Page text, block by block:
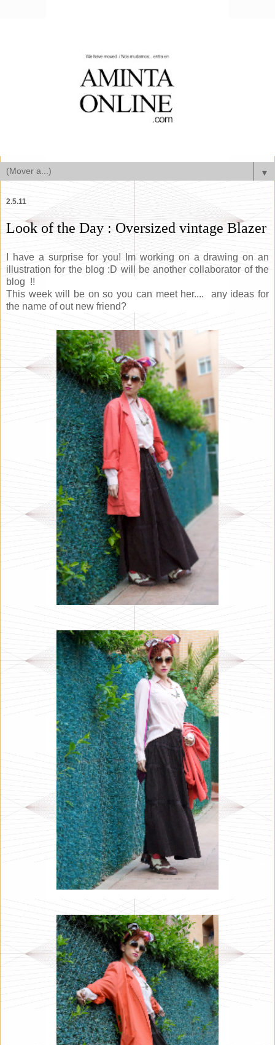
▼
2.5.11
Look of the Day : Oversized vintage Blazer
I have a surprise for you! Im working on a drawing on an
illustration for the blog :D will be another collaborator of the
blog !!
This week will be on so you can meet her.... any ideas for
the name of out new friend?